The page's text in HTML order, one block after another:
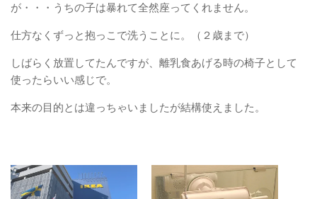
が・・・うちの子は暴れて全然座ってくれません。
仕方なくずっと抱っこで洗うことに。（２歳まで）
しばらく放置してたんですが、離乳食あげる時の椅子として
使ったらいい感じで。
本来の目的とは違っちゃいましたが結構使えました。